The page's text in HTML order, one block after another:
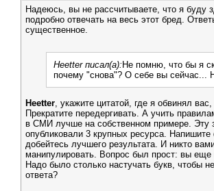
Надеюсь, вы не рассчитываете, что я буду
подробно отвечать на весь этот бред.
существенное.
Heetter писал(а): Не помню, что бы я
почему "снова"? О себе вы сейчас...
Heetter, укажите цитатой, где я обвинял
Прекратите передергивать. А учить
в СМИ лучше на собственном примере. Эту
опубликовали 3 крупных ресурса.
добейтесь лучшего результата. И никто
манипулировать. Вопрос был прост: вы
Надо было столько настучать букв, чтобы
ответа?